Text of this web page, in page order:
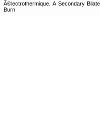
Ã©lectrothermique. A Secondary
Burn